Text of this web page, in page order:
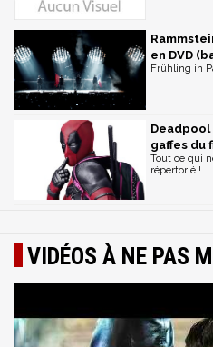
en DVD
Frühling in
gaffes du
Tout ce qui
répertorié !
VIDÉOS À NE PAS